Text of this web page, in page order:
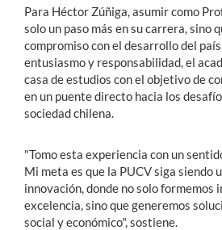
English
Para Héctor Zúñiga, asumir como
solo un paso más en su carrera, sino
compromiso con el desarrollo del
entusiasmo y responsabilidad, el
casa de estudios con el objetivo de
en un puente directo hacia los
sociedad chilena.
"Tomo esta experiencia con un
Mi meta es que la PUCV siga siendo
innovación, donde no solo formemos
excelencia, sino que generemos
social y económico", sostiene.